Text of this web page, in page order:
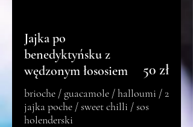
Jajka po
benedyktyńsku z
wędzonym łososiem
brioche / guacamole / halloumi / 2
jajka poche / sweet chilli / sos
holenderski
50 zł